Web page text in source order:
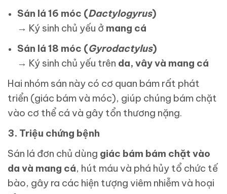
Sán lá 16 móc (Dactylogyrus)
→ Ký sinh chủ yếu ở mang cá
Sán lá 18 móc (Gyrodactylus)
→ Ký sinh chủ yếu trên da, vây và mang cá
Hai nhóm sán này có cơ quan bám rất phát
triển (giác bám và móc), giúp chúng bám chặt
vào cơ thể cá và gây tổn thương nặng.
3. Triệu chứng bệnh
Sán lá đơn chủ dùng giác bám bám chặt vào
da và mang cá, hút máu và phá hủy tổ chức tế
bào, gây ra các hiện tượng viêm nhiễm và hoại